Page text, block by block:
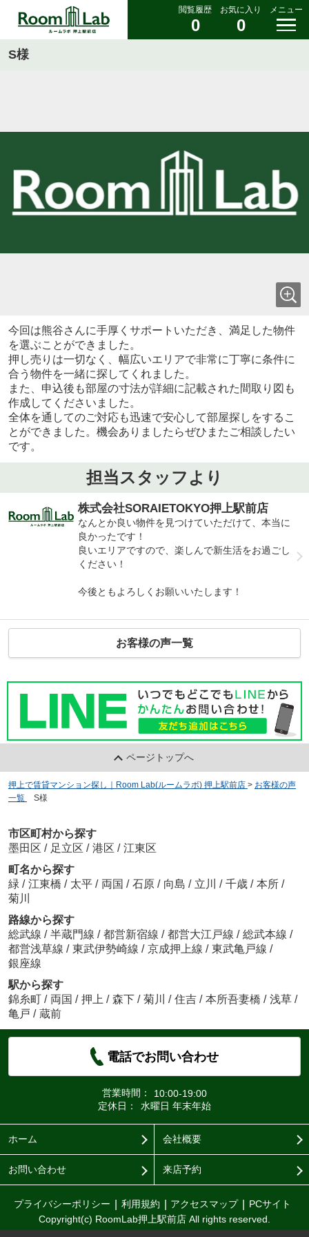
閲覧履歴
0
お気に入り
0
メニュー
S様
今回は熊谷さんに手厚くサポートいただき、満足した物件
を選ぶことができました。
押し売りは一切なく、幅広いエリアで非常に丁寧に条件に
合う物件を一緒に探してくれました。
また、申込後も部屋の寸法が詳細に記載された間取り図も
作成してくださいました。
全体を通してのご対応も迅速で安心して部屋探しをするこ
とができました。機会ありましたらぜひまたご相談したい
です。
担当スタッフより
株式会社SORAIETOKYO押上駅前店
なんとか良い物件を見つけていただけて、本当に
良かったです！
良いエリアですので、楽しんで新生活をお過ごし
ください！
今後ともよろしくお願いいたします！
お客様の声一覧
ページトップへ
押上で賃貸マンション探し｜Room Lab(ルームラボ) 押上駅前店 > お客様の声
一覧
S様
市区町村から探す
墨田区 / 足立区 / 港区 / 江東区
町名から探す
緑 / 江東橋 / 太平 / 両国 / 石原 / 向島 / 立川 / 千歳 / 本所 /
菊川
路線から探す
総武線 / 半蔵門線 / 都営新宿線 / 都営大江戸線 / 総武本線 /
都営浅草線 / 東武伊勢崎線 / 京成押上線 / 東武亀戸線 /
銀座線
駅から探す
錦糸町 / 両国 / 押上 / 森下 / 菊川 / 住吉 / 本所吾妻橋 / 浅草 /
亀戸 / 蔵前
電話でお問い合わせ
営業時間：
10:00-19:00
定休日：
水曜日 年末年始
ホーム 会社概要
お問い合わせ 来店予約
プライバシーポリシー 利用規約 アクセスマップ
PCサイト
Copyright(c) RoomLab押上駅前店 All rights reserved.